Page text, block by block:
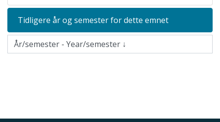
Tidligere år og semester for dette emnet